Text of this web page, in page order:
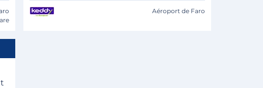
Aéroport de Faro